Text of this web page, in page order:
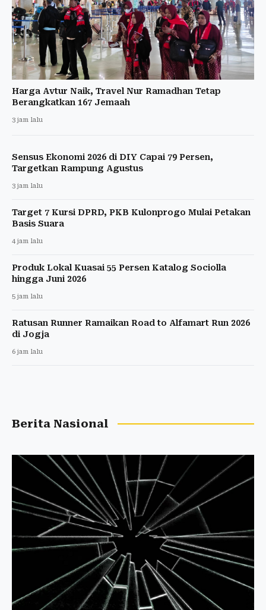
Harga Avtur Naik, Travel Nur Ramadhan Tetap
Berangkatkan 167 Jemaah
3 jam lalu
Sensus Ekonomi 2026 di DIY Capai 79 Persen,
Targetkan Rampung Agustus
3 jam lalu
Target 7 Kursi DPRD, PKB Kulonprogo Mulai Petakan
Basis Suara
4 jam lalu
Produk Lokal Kuasai 55 Persen Katalog Sociolla
hingga Juni 2026
5 jam lalu
Ratusan Runner Ramaikan Road to Alfamart Run 2026
di Jogja
6 jam lalu
Berita Nasional